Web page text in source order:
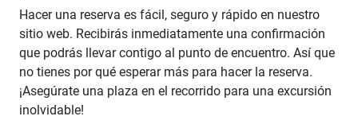
Hacer una reserva es fácil, seguro y rápido en nuestro
sitio web. Recibirás inmediatamente una confirmación
que podrás llevar contigo al punto de encuentro. Así que
no tienes por qué esperar más para hacer la reserva.
¡Asegúrate una plaza en el recorrido para una excursión
inolvidable!